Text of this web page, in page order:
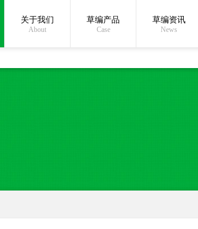
在线沟通:
关于我们
About
草编产品
Case
草编资讯
News